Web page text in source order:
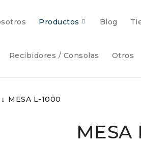
Productos Blog
Recibidores / Consolas Otros
MESA L-1000
MESA